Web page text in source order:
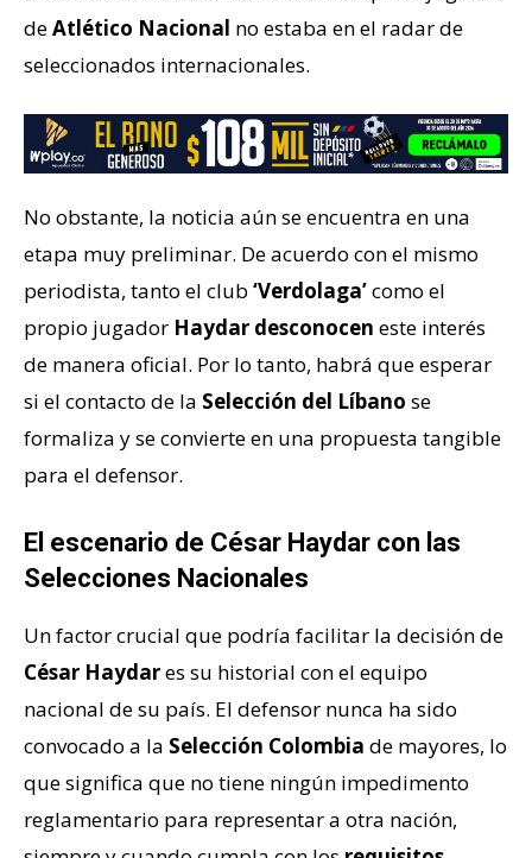
deAtlético Nacional no estaba en el radar de
seleccionados internacionales.
No obstante, la noticia aún se encuentra en una
etapa muy preliminar. De acuerdo con el mismo
periodista, tanto el club ‘Verdolaga’como el
propio jugador Haydar desconocen este interés
de manera oficial. Por lo tanto, habrá que esperar
si el contacto de la Selección del Líbano se
formaliza y se convierte en una propuesta tangible
para el defensor.
El escenario de César Haydar con las
Selecciones Nacionales
Un factor crucial que podría facilitar la decisión de
César Haydares su historial con el equipo
nacional de su país. El defensor nunca ha sido
convocado a la Selección Colombia de mayores, lo
que significa que no tiene ningún impedimento
reglamentario para representar a otra nación,